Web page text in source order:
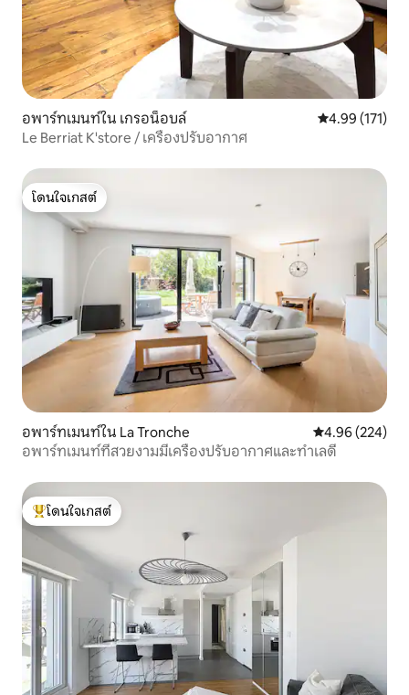
อพาร์ทเมนท์ใน เกรอน็อบล์ คะแนนเฉลี่ย
4.99 (171)
Le Berriat K'store / เครื่องปรับอากาศ
โดนใจเกสต์
โดนใจเกสต์
อพาร์ทเมนท์ใน La Tronche คะแนนเฉลี่ย
4.96 (224)
อพาร์ทเมนท์ที่สวยงามมีเครื่องปรับอากาศและทำเลดี
โดนใจเกสต์ที่สุด
โดนใจเกสต์